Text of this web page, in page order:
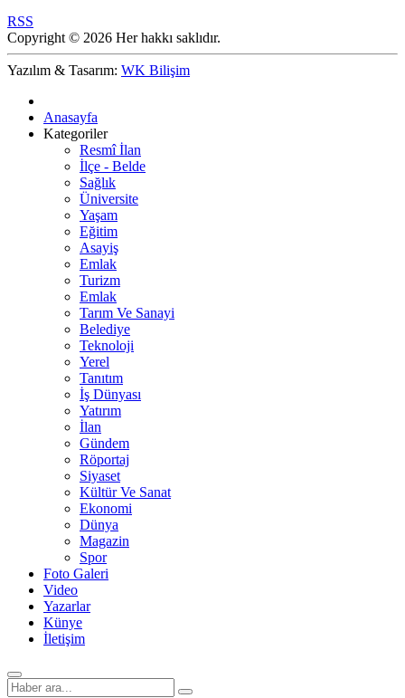
RSS
Copyright © 2026 Her hakkı saklıdır.
Yazılım & Tasarım: WK Bilişim
Anasayfa
Kategoriler
Resmî İlan
İlçe - Belde
Sağlık
Üniversite
Yaşam
Eğitim
Asayiş
Emlak
Turizm
Emlak
Tarım Ve Sanayi
Belediye
Teknoloji
Yerel
Tanıtım
İş Dünyası
Yatırım
İlan
Gündem
Röportaj
Siyaset
Kültür Ve Sanat
Ekonomi
Dünya
Magazin
Spor
Foto Galeri
Video
Yazarlar
Künye
İletişim